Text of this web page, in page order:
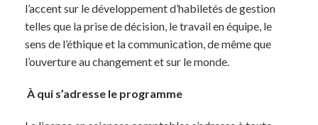
l’accent sur le développement d’habiletés de gestion
telles que la prise de décision, le travail en équipe, le
sens de l’éthique et la communication, de même que
l’ouverture au changement et sur le monde.
À qui s’adresse le programme